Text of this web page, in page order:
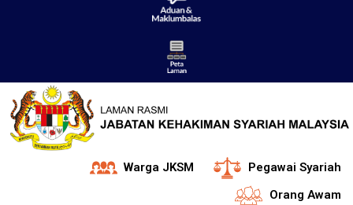
Warga JKSM
Pegawai Syariah
Orang Awam